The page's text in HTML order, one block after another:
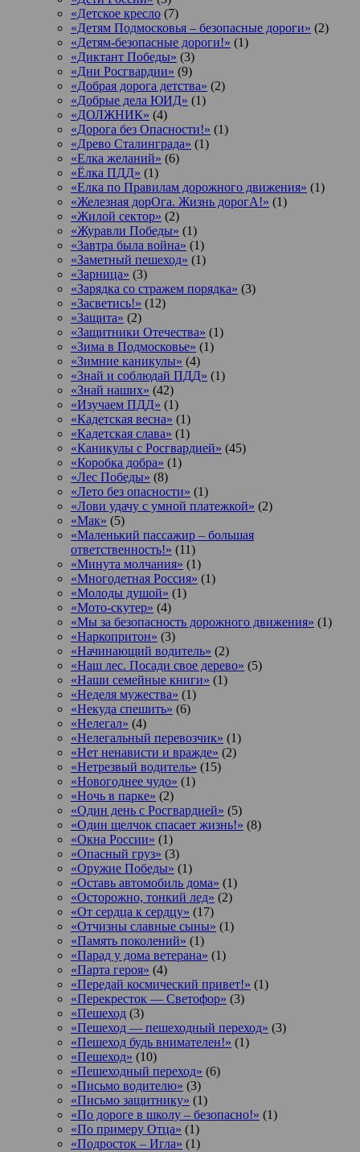
«Детское кресло (7)
«Детям Подмосковья – безопасные дороги» (2)
«Детям-безопасные дороги!» (1)
«Диктант Победы» (3)
«Дни Росгвардии» (9)
«Добрая дорога детства» (2)
«Добрые дела ЮИД» (1)
«ДОЛЖНИК» (4)
«Дорога без Опасности!» (1)
«Древо Сталинграда» (1)
«Елка желаний» (6)
«Ёлка ПДД» (1)
«Елка по Правилам дорожного движения» (1)
«Железная дорОга. Жизнь дорогА!» (1)
«Жилой сектор» (2)
«Журавли Победы» (1)
«Завтра была война» (1)
«Заметный пешеход» (1)
«Зарница» (3)
«Зарядка со стражем порядка» (3)
«Засветись!» (12)
«Защита» (2)
«Защитники Отечества» (1)
«Зима в Подмосковье» (1)
«Зимние каникулы» (4)
«Знай и соблюдай ПДД» (1)
«Знай наших» (42)
«Изучаем ПДД» (1)
«Кадетская весна» (1)
«Кадетская слава» (1)
«Каникулы с Росгвардией» (45)
«Коробка добра» (1)
«Лес Победы» (8)
«Лето без опасности» (1)
«Лови удачу с умной платежкой» (2)
«Мак» (5)
«Маленький пассажир – большая
ответственность!» (11)
«Минута молчания» (1)
«Многодетная Россия» (1)
«Молоды душой» (1)
«Мото-скутер» (4)
«Мы за безопасность дорожного движения» (1)
«Наркопритон» (3)
«Начинающий водитель» (2)
«Наш лес. Посади свое дерево» (5)
«Наши семейные книги» (1)
«Неделя мужества» (1)
«Некуда спешить» (6)
«Нелегал» (4)
«Нелегальный перевозчик» (1)
«Нет ненависти и вражде» (2)
«Нетрезвый водитель» (15)
«Новогоднее чудо» (1)
«Ночь в парке» (2)
«Один день с Росгвардией» (5)
«Один щелчок спасает жизнь!» (8)
«Окна России» (1)
«Опасный груз» (3)
«Оружие Победы» (1)
«Оставь автомобиль дома» (1)
«Осторожно, тонкий лед» (2)
«От сердца к сердцу» (17)
«Отчизны славные сыны» (1)
«Память поколений» (1)
«Парад у дома ветерана» (1)
«Парта героя» (4)
«Передай космический привет!» (1)
«Перекресток — Светофор» (3)
«Пешеход (3)
«Пешеход — пешеходный переход» (3)
«Пешеход будь внимателен!» (1)
«Пешеход» (10)
«Пешеходный переход» (6)
«Письмо водителю» (3)
«Письмо защитнику» (1)
«По дороге в школу – безопасно!» (1)
«По примеру Отца» (1)
«Подросток ‒ Игла» (1)